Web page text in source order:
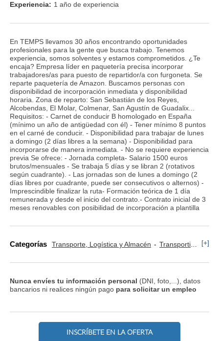
Experiencia: 1 año de experiencia
En TEMPS llevamos 30 años encontrando oportunidades
profesionales para la gente que busca trabajo. Tenemos
experiencia, somos solventes y estamos comprometidos. ¿Te
encaja? Empresa líder en paquetería precisa incorporar
trabajadores/as para puesto de repartidor/a con furgoneta. Se
reparte paquetería de Amazon. Buscamos personas con
disponibilidad de incorporación inmediata y disponibilidad
horaria. Zona de reparto: San Sebastián de los Reyes,
Alcobendas, El Molar, Colmenar, San Agustín de Guadalix...
Requisitos: - Carnet de conducir B homologado en España
(mínimo un año de antigüedad con él) - Tener mínimo 8 puntos
en el carné de conducir. - Disponibilidad para trabajar de lunes
a domingo (2 días libres a la semana) - Disponibilidad para
incorporarse de manera inmediata. - No se requiere experiencia
previa Se ofrece: - Jornada completa- Salario 1500 euros
brutos/mensuales - Se trabaja 5 días y se libran 2 (rotativos
según cuadrante). - Las jornadas son de lunes a domingo (2
días libres por cuadrante, puede ser consecutivos o alternos) -
Imprescindible finalizar la ruta- Formación teórica de 1 día
remunerada y desde el inicio del contrato.- Contrato inicial de 3
meses renovables con posibilidad de incorporación a plantilla
Categorías Transporte, Logística y Almacén Transportista, Mensajero y Conductor [+]
Nunca envíes tu información personal (DNI, foto,...), datos
bancarios ni realices ningún pago para solicitar un empleo
INSCRÍBETE EN LA OFERTA